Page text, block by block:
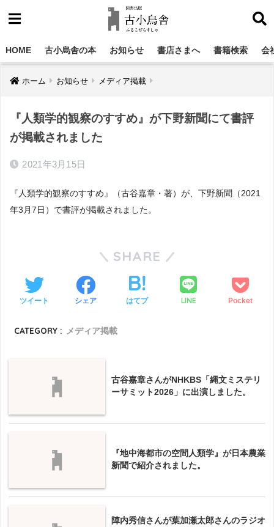
HOME 古小烏舎の本 お知らせ 書店さまへ 書籍検索 会
ホーム お知らせ メディア掲載
『人類学的観察のすすめ』が下野新聞にて書評
が掲載されました
2021年3月15日
『人類学的観察のすすめ』（古谷嘉章・著）が、下野新聞（2021
年3月7日）で書評が掲載されました。
SHARE
ツイート シェア はてブ LINE Pocket
CATEGORY : メディア掲載
古谷嘉章さんがNHKBS「縄文ミステリ
ーサミット2026」に出演しました。
『地中海都市の空間人類学』が日本農業
新聞で紹介されました。
陣内秀信さんが葉加瀬太郎さんのラジオ